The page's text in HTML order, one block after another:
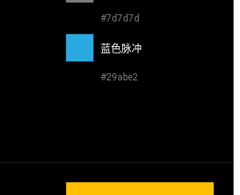
#7d7d7d
蓝色脉冲
#29abe2